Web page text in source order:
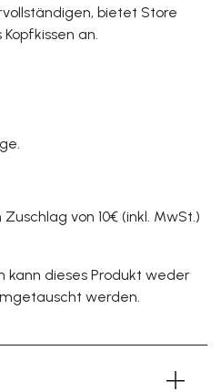
bietet Store
an.
von 10€ (inkl. MwSt.)
kann dieses Produkt weder
werden.